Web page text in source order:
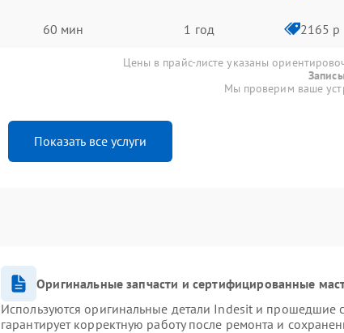
60 мин 1 год 2165 р
Цены в прайс-листе указаны
Мы проверим ваше
Показать все услуги
Оригинальные запчасти и сертифицированные
Используются оригинальные детали Indesit и прошедшие
гарантирует корректную работу после ремонта и